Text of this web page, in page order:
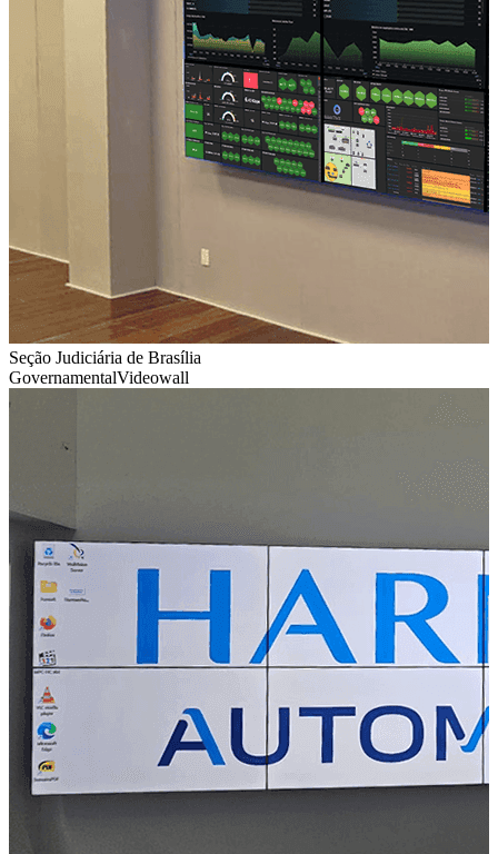
Seção Judiciária de Brasília
GovernamentalVideowall